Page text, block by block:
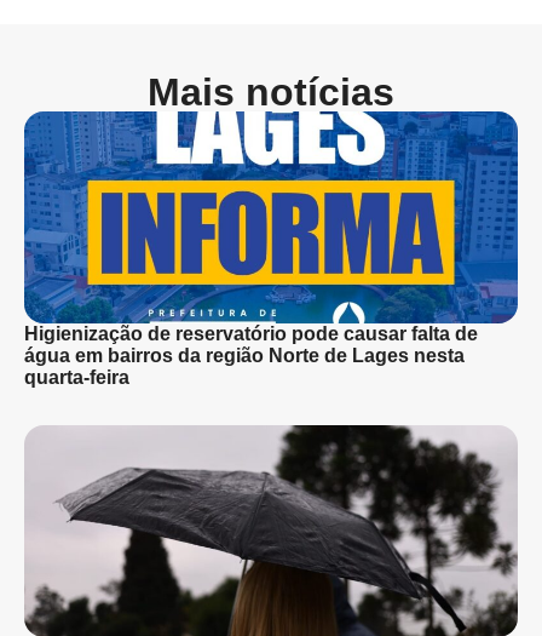
Mais notícias
Higienização de reservatório pode causar falta de
água em bairros da região Norte de Lages nesta
quarta-feira